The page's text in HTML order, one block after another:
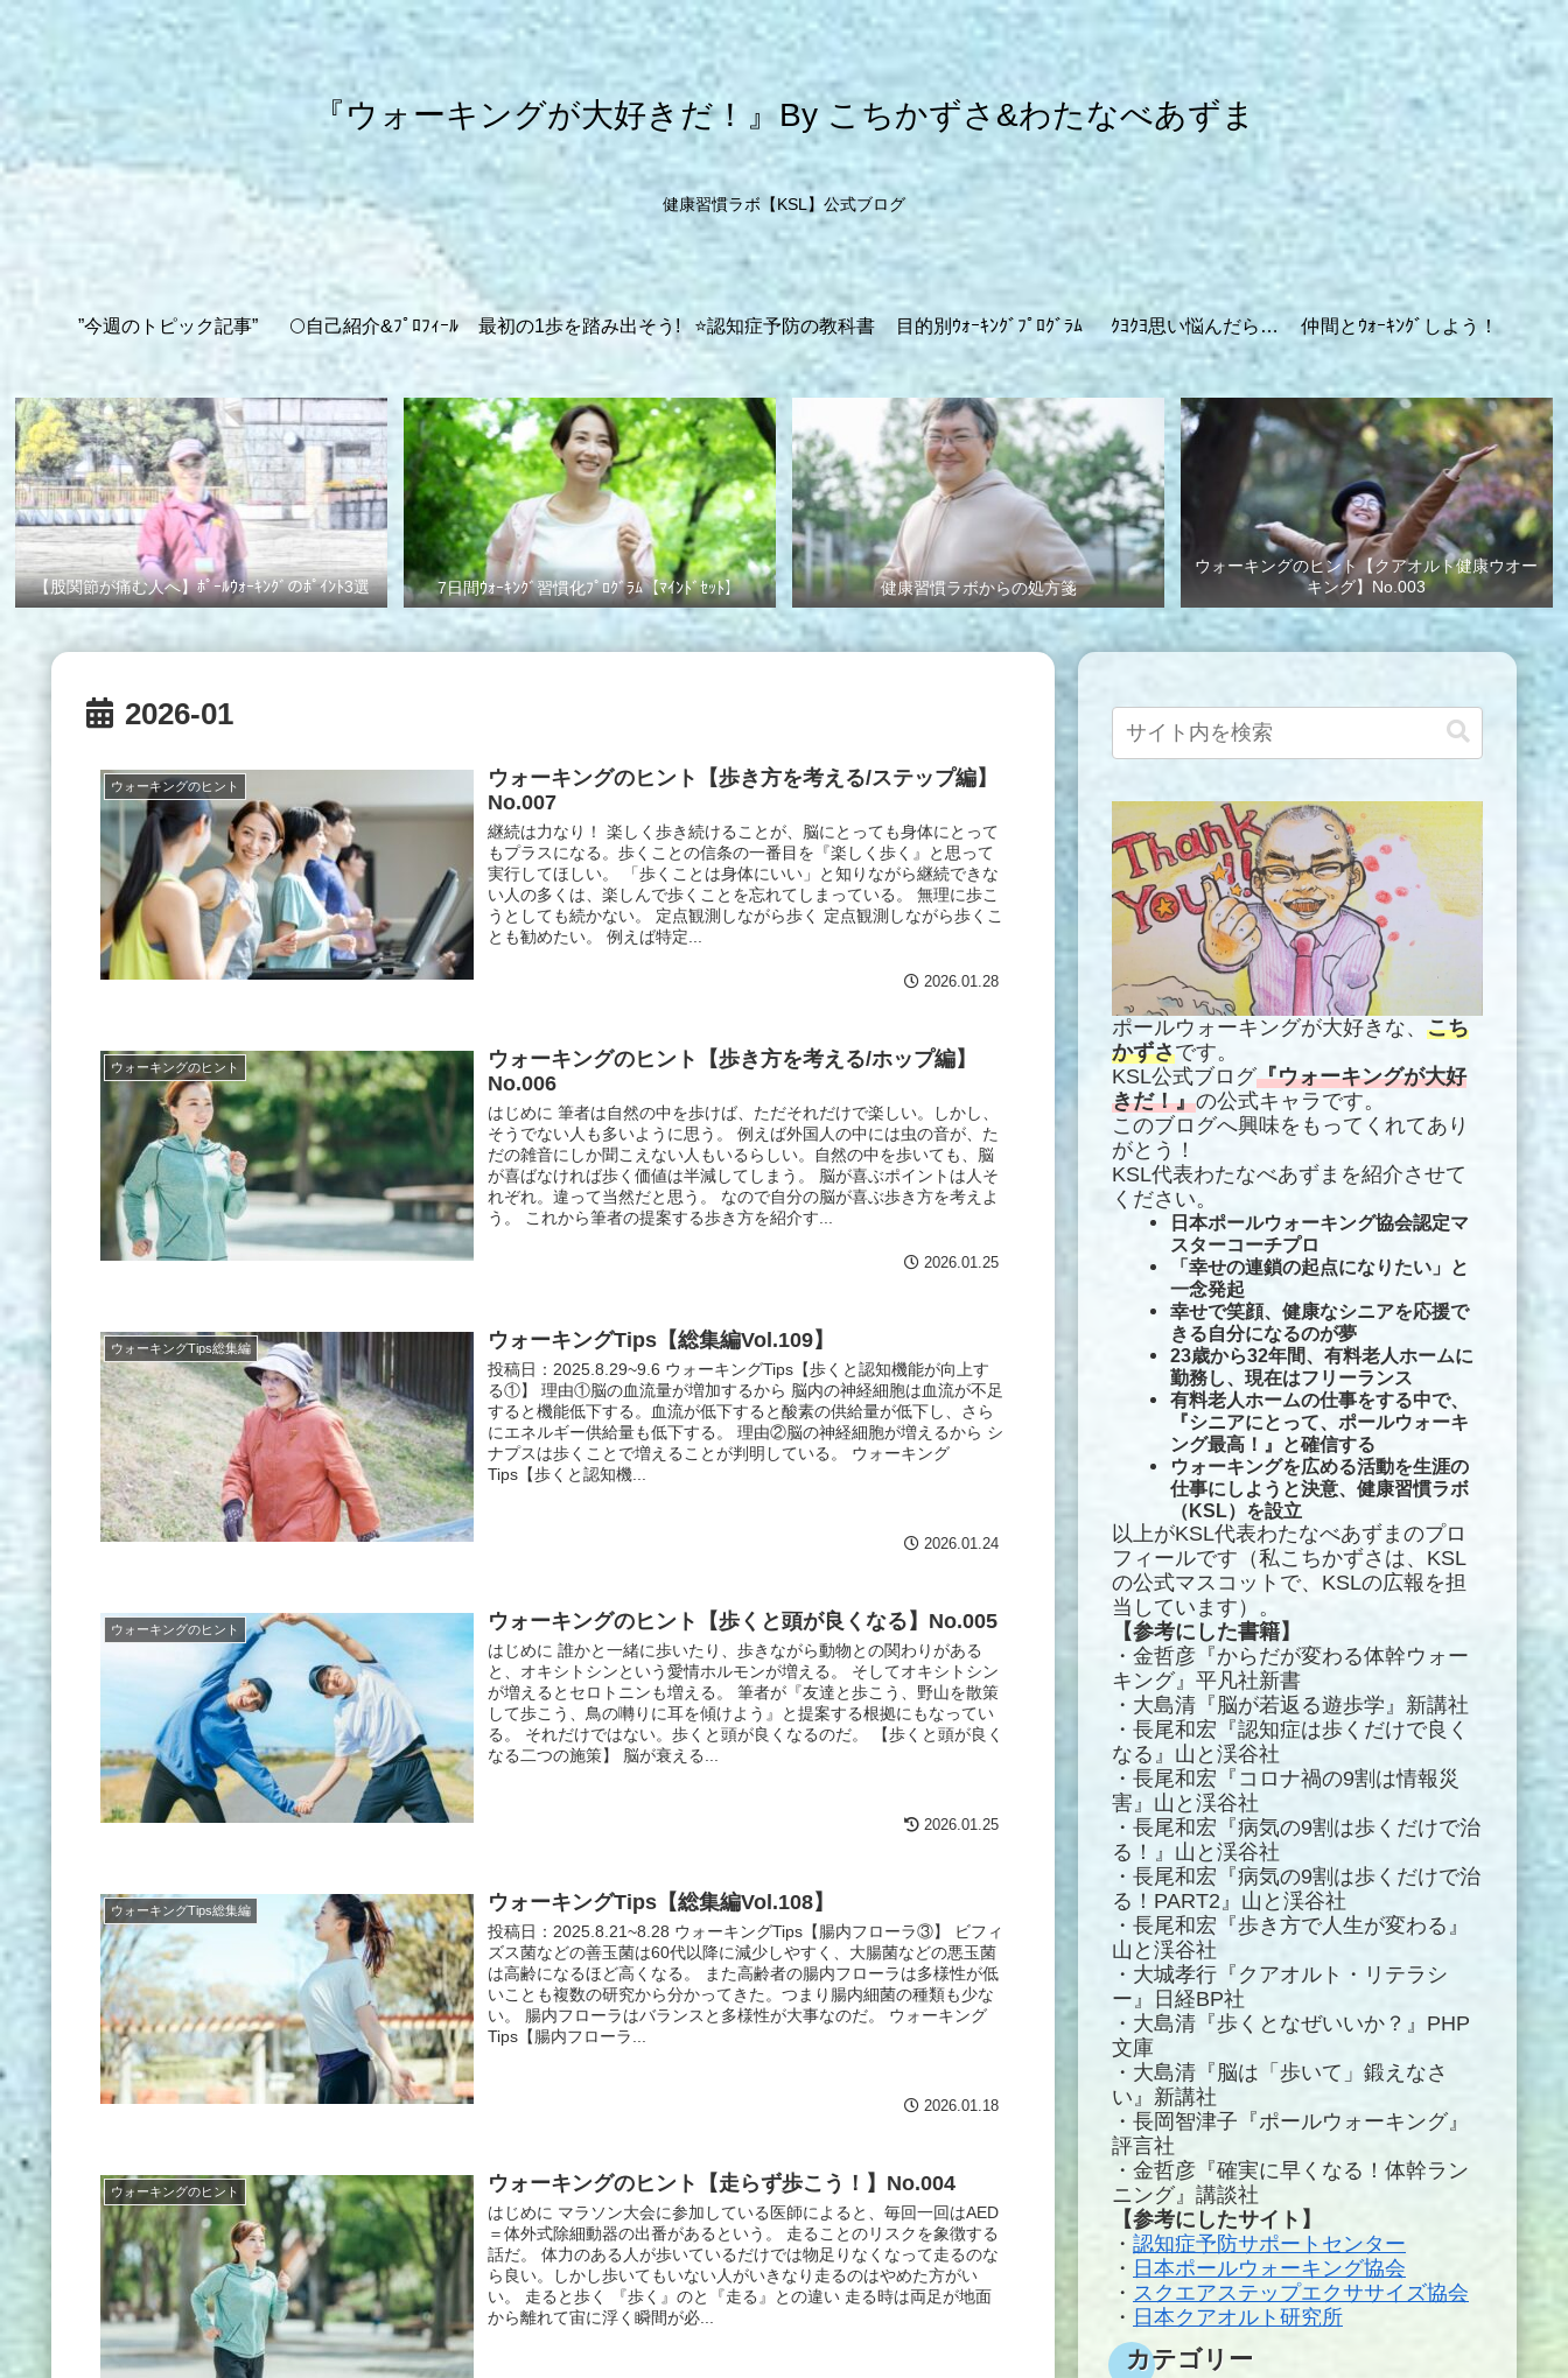
『ウォーキングが大好きだ！』By こちかずさ&わたなべあずま
健康習慣ラボ【KSL】公式ブログ
”今週のトピック記事” 🌕自己紹介&ﾌﾟﾛﾌｨｰﾙ 最初の1歩を踏み出そう! ⭐️認知症予防の教科書 目的別ｳｫｰｷﾝｸﾞﾌﾟﾛｸﾞﾗﾑ ｸﾖｸﾖ思い悩んだら… 仲間とｳｫｰｷﾝｸﾞしよう！
【股関節が痛む人へ】ﾎﾟｰﾙｳｫｰｷﾝｸﾞのﾎﾟｲﾝﾄ3選 7日間ｳｫｰｷﾝｸﾞ習慣化ﾌﾟﾛｸﾞﾗﾑ【ﾏｲﾝﾄﾞｾｯﾄ】 健康習慣ラボからの処方箋
ウォーキングのヒント【クアオルト健康ウオー
キング】No.003
2026-01
ウォーキングのヒント
ウォーキングのヒント【歩き方を考える/ステップ編】
No.007
継続は力なり！ 楽しく歩き続けることが、脳にとっても身体にとって
もプラスになる。歩くことの信条の一番目を『楽しく歩く』と思って
実行してほしい。 「歩くことは身体にいい」と知りながら継続できな
い人の多くは、楽しんで歩くことを忘れてしまっている。 無理に歩こ
うとしても続かない。 定点観測しながら歩く 定点観測しながら歩くこ
とも勧めたい。 例えば特定...
2026.01.28
ウォーキングのヒント
ウォーキングのヒント【歩き方を考える/ホップ編】
No.006
はじめに 筆者は自然の中を歩けば、ただそれだけで楽しい。しかし、
そうでない人も多いように思う。 例えば外国人の中には虫の音が、た
だの雑音にしか聞こえない人もいるらしい。自然の中を歩いても、脳
が喜ばなければ歩く価値は半減してしまう。 脳が喜ぶポイントは人そ
れぞれ。違って当然だと思う。 なので自分の脳が喜ぶ歩き方を考えよ
う。 これから筆者の提案する歩き方を紹介す...
2026.01.25
ウォーキングTips総集編 ウォーキングTips【総集編Vol.109】
投稿日：2025.8.29~9.6 ウォーキングTips【歩くと認知機能が向上す
る①】 理由①脳の血流量が増加するから 脳内の神経細胞は血流が不足
すると機能低下する。血流が低下すると酸素の供給量が低下し、さら
にエネルギー供給量も低下する。 理由②脳の神経細胞が増えるから シ
ナプスは歩くことで増えることが判明している。 ウォーキング
Tips【歩くと認知機...
2026.01.24
ウォーキングのヒント ウォーキングのヒント【歩くと頭が良くなる】No.005
はじめに 誰かと一緒に歩いたり、歩きながら動物との関わりがある
と、オキシトシンという愛情ホルモンが増える。 そしてオキシトシン
が増えるとセロトニンも増える。 筆者が『友達と歩こう、野山を散策
して歩こう、鳥の囀りに耳を傾けよう』と提案する根拠にもなってい
る。 それだけではない。歩くと頭が良くなるのだ。 【歩くと頭が良く
なる二つの施策】 脳が衰える...
2026.01.25
ウォーキングTips総集編 ウォーキングTips【総集編Vol.108】
投稿日：2025.8.21~8.28 ウォーキングTips【腸内フローラ③】 ビフィ
ズス菌などの善玉菌は60代以降に減少しやすく、大腸菌などの悪玉菌
は高齢になるほど高くなる。 また高齢者の腸内フローラは多様性が低
いことも複数の研究から分かってきた。つまり腸内細菌の種類も少な
い。 腸内フローラはバランスと多様性が大事なのだ。 ウォーキング
Tips【腸内フローラ...
2026.01.18
ウォーキングのヒント ウォーキングのヒント【走らず歩こう！】No.004
はじめに マラソン大会に参加している医師によると、毎回一回はAED
＝体外式除細動器の出番があるという。 走ることのリスクを象徴する
話だ。 体力のある人が歩いているだけでは物足りなくなって走るのな
ら良い。しかし歩いてもいない人がいきなり走るのはやめた方がい
い。 走ると歩く 『歩く』のと『走る』との違い 走る時は両足が地面
から離れて宙に浮く瞬間が必...
ポールウォーキングが大好きな、 こち
かずさです。
KSL公式ブログ『ウォーキングが大好
きだ！』の公式キャラです。
このブログへ興味をもってくれてあり
がとう！
KSL代表わたなべあずまを紹介させて
ください。
日本ポールウォーキング協会認定マ
スターコーチプロ
「幸せの連鎖の起点になりたい」と
一念発起
幸せで笑顔、 健康なシニアを応援で
きる自分になるのが夢
23歳から32年間、有料老人ホームに
勤務し、現在はフリーランス
有料老人ホームの仕事をする中で、
『シニアにとって、ポールウォーキ
ング最高！』と確信する
ウォーキングを広める活動を生涯の
仕事にしようと決意、健康習慣ラボ
（KSL）を設立
以上がKSL代表わたなべあずまのプロ
フィールです（私こちかずさは、KSL
の公式マスコットで、KSLの広報を担
当しています）。
【参考にした書籍】
・金哲彦『からだが変わる体幹ウォー
キング』平凡社新書
・大島清『脳が若返る遊歩学』新講社
・長尾和宏『認知症は歩くだけで良く
なる』山と渓谷社
・長尾和宏『コロナ禍の9割は情報災
害』山と渓谷社
・長尾和宏『病気の9割は歩くだけで治
る！』山と渓谷社
・長尾和宏『病気の9割は歩くだけで治
る！PART2』山と渓谷社
・長尾和宏『歩き方で人生が変わる』
山と渓谷社
・大城孝行『クアオルト・リテラシ
ー』日経BP社
・大島清『歩くとなぜいいか？』PHP
文庫
・大島清『脳は「歩いて」鍛えなさ
い』新講社
・長岡智津子『ポールウォーキング』
評言社
・金哲彦『確実に早くなる！体幹ラン
ニング』講談社
【参考にしたサイト】
・ 認知症予防サポートセンター
・ 日本ポールウォーキング協会
・ スクエアステップエクササイズ協会
・ 日本クアオルト研究所
カテゴリー